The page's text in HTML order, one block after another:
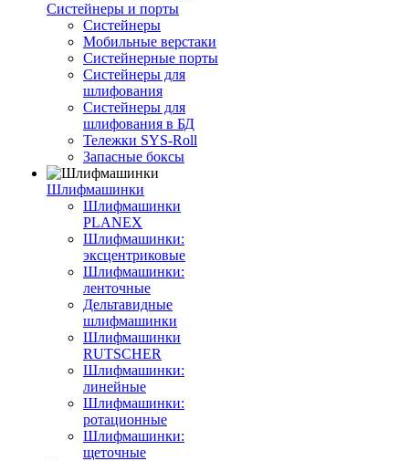
Систейнеры и порты
Систейнеры
Мобильные верстаки
Систейнерные порты
Систейнеры для
шлифования
Систейнеры для
шлифования в БД
Тележки SYS-Roll
Запасные боксы
Шлифмашинки
Шлифмашинки
PLANEX
Шлифмашинки:
эксцентриковые
Шлифмашинки:
ленточные
Дельтавидные
шлифмашинки
Шлифмашинки
RUTSCHER
Шлифмашинки:
линейные
Шлифмашинки:
ротационные
Шлифмашинки:
щеточные